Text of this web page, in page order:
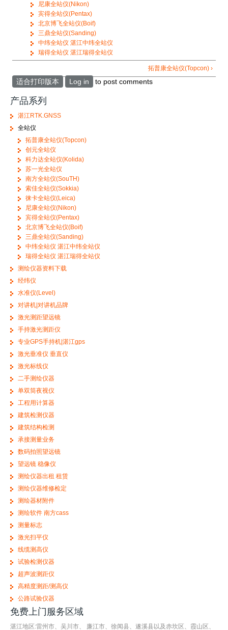
尼康全站仪(Nikon)
宾得全站仪(Pentax)
北京博飞全站仪(Boif)
三鼎全站仪(Sanding)
中纬全站仪 湛江中纬全站仪
瑞得全站仪 湛江瑞得全站仪
拓普康全站仪(Topcon) ›
适合打印版本 Log in to post comments
产品系列
湛江RTK.GNSS
全站仪
拓普康全站仪(Topcon)
创元全站仪
科力达全站仪(Kolida)
苏一光全站仪
南方全站仪(SouTH)
索佳全站仪(Sokkia)
徕卡全站仪(Leica)
尼康全站仪(Nikon)
宾得全站仪(Pentax)
北京博飞全站仪(Boif)
三鼎全站仪(Sanding)
中纬全站仪 湛江中纬全站仪
瑞得全站仪 湛江瑞得全站仪
测绘仪器资料下载
经纬仪
水准仪(Level)
对讲机|对讲机品牌
激光测距望远镜
手持激光测距仪
专业GPS手持机|湛江gps
激光垂准仪 垂直仪
激光标线仪
二手测绘仪器
单双筒夜视仪
工程用计算器
建筑检测仪器
建筑结构检测
承接测量业务
数码拍照望远镜
望远镜 稳像仪
测绘仪器出租 租赁
测绘仪器维修检定
测绘器材附件
测绘软件 南方cass
测量标志
激光扫平仪
线缆测高仪
试验检测仪器
超声波测距仪
高精度测距/测高仪
公路试验仪器
免费上门服务区域
湛江地区:雷州市、吴川市、 廉江市、徐闻县、遂溪县以及赤坎区、霞山区、